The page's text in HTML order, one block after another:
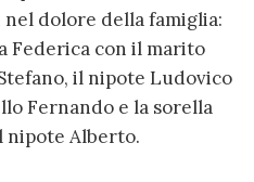
nel dolore della famiglia:
Federica con il marito
il nipote Ludovico
Fernando e la sorella
nipote Alberto.